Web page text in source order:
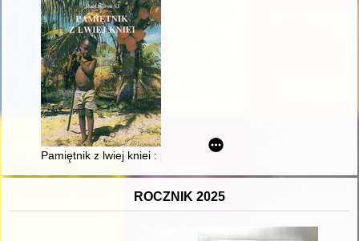
Pamiętnik z lwiej kniei : przygody misjonarza w afrykańskiej
ROCZNIK 2025